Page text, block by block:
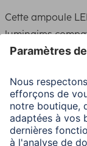
Cette ampoule
luminaires
attendre le
endommagées.
en cas
conçue pour un
ouverts.